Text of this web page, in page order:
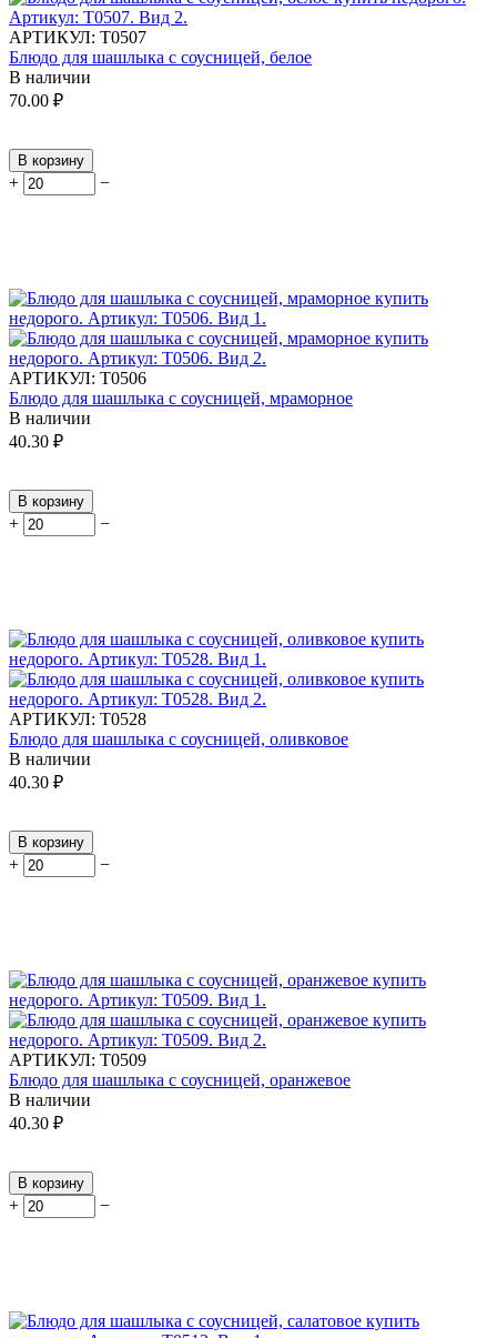
АРТИКУЛ: Т0507
Блюдо для шашлыка с соусницей, белое
В наличии
70.00 ₽
В корзину
+ −
АРТИКУЛ: Т0506
Блюдо для шашлыка с соусницей, мраморное
В наличии
40.30 ₽
В корзину
+ −
АРТИКУЛ: Т0528
Блюдо для шашлыка с соусницей, оливковое
В наличии
40.30 ₽
В корзину
+ −
АРТИКУЛ: Т0509
Блюдо для шашлыка с соусницей, оранжевое
В наличии
40.30 ₽
В корзину
+ −